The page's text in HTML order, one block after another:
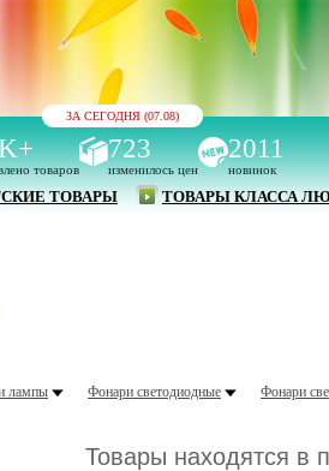
ЗА СЕГОДНЯ (07.08)
товаров
723
изменилось цен
2011
новинок
ТОВАРЫ ТОВАРЫ КЛАССА
лампы Фонари светодиодные Фонари
Товары находятся в